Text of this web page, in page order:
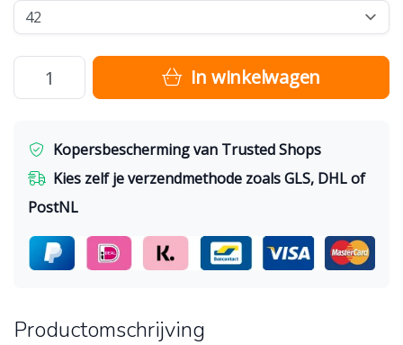
In winkelwagen
Kopersbescherming van Trusted Shops
Kies zelf je verzendmethode zoals GLS, DHL of
PostNL
Productomschrijving